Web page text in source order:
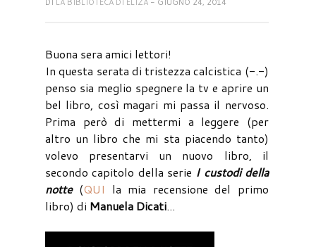
Buona sera amici lettori!
In questa serata di tristezza calcistica (-.-)
penso sia meglio spegnere la tv e aprire un
bel libro, così magari mi passa il nervoso.
Prima però di mettermi a leggere (per
altro un libro che mi sta piacendo tanto)
volevo presentarvi un nuovo libro, il
secondo capitolo della serie I custodi della
notte(QUI la mia recensione del primo
libro) di Manuela Dicati...